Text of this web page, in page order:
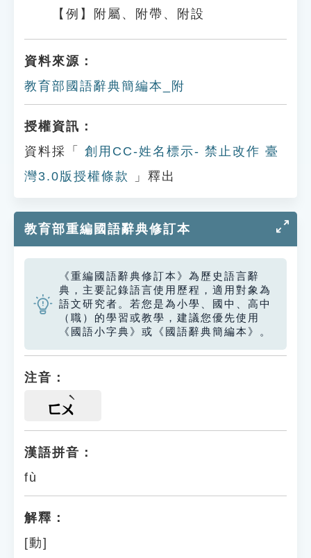
【例】附屬、附帶、附設
資料來源：
教育部國語辭典簡編本_附
授權資訊：
資料採「
創用CC-姓名標示- 禁止改作 臺
灣3.0版授權條款
」釋出
教育部重編國語辭典修訂本
《重編國語辭典修訂本》為歷史語言辭
典，主要記錄語言使用歷程，適用對象為
語文研究者。若您是為小學、國中、高中
（職）的學習或教學，建議您優先使用
《國語小字典》或《國語辭典簡編本》。
注音：
ㄈㄨ
漢語拼音：
fù
解釋：
[動]